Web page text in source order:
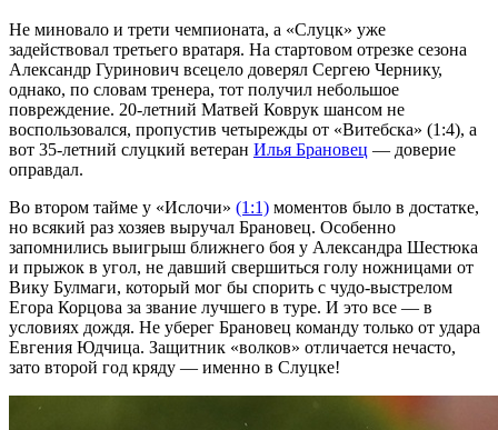
Не миновало и трети чемпионата, а «Слуцк» уже
задействовал третьего вратаря. На стартовом отрезке сезона
Александр Гуринович всецело доверял Сергею Чернику,
однако, по словам тренера, тот получил небольшое
повреждение. 20-летний Матвей Коврук шансом не
воспользовался, пропустив четырежды от «Витебска» (1:4), а
вот 35-летний слуцкий ветеран Илья Брановец — доверие
оправдал.
Во втором тайме у «Ислочи» (1:1) моментов было в достатке,
но всякий раз хозяев выручал Брановец. Особенно
запомнились выигрыш ближнего боя у Александра Шестюка
и прыжок в угол, не давший свершиться голу ножницами от
Вику Булмаги, который мог бы спорить с чудо-выстрелом
Егора Корцова за звание лучшего в туре. И это все — в
условиях дождя. Не уберег Брановец команду только от удара
Евгения Юдчица. Защитник «волков» отличается нечасто,
зато второй год кряду — именно в Слуцке!